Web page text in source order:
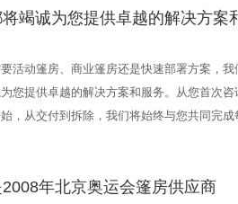
竭诚为您提供卓越的解决方案
活动篷房、商业篷房还是快速部署方案，我
您提供卓越的解决方案和服务。从您首次咨
，从交付到拆除，我们将始终与您共同完成
年北京奥运会篷房供应商